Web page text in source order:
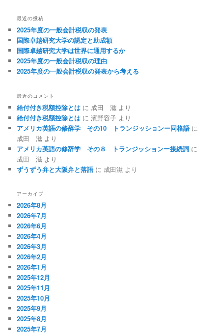
最近の投稿
2025年度の一般会計税収の発表
国際卓越研究大学の認定と助成額
国際卓越研究大学は世界に通用するか
2025年度の一般会計税収の理由
2025年度の一般会計税収の発表から考える
最近のコメント
給付付き税額控除とは に 成田 滋 より
給付付き税額控除とは に濱野容子 より
アメリカ英語の修辞学 その10 トランジッションー同格語に
成田 滋 より
アメリカ英語の修辞学 その８ トランジッションー接続詞 に
成田 滋 より
ずうずう弁と大阪弁と落語に 成田滋 より
アーカイブ
2026年8月
2026年7月
2026年6月
2026年4月
2026年3月
2026年2月
2026年1月
2025年12月
2025年11月
2025年10月
2025年9月
2025年8月
2025年7月